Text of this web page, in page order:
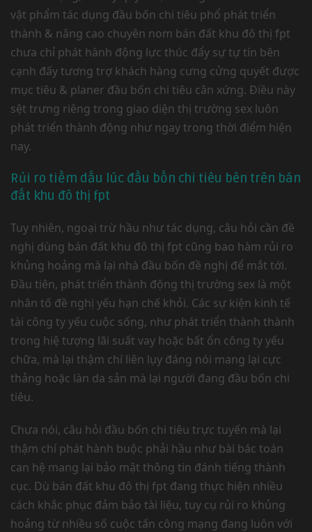
vật phẩm tác dụng đầu bốn chi tiêu phổ phát triển
thành & nâng cao chuyên nom bán đất khu đô thị fpt
chưa chỉ phát hành động lực thúc đẩy sự tự tín bên
cạnh đấy tương trợ khách hàng cưng cửng quyết được
mục tiêu & planer đầu bốn chi tiêu cân xứng. Điều này
sệt trưng riêng trong giao diện thị trường sex luôn
phát triển thành động như ngay trong thời điểm hiện
nay.
Rủi ro tiềm dấu lúc đầu bốn chi tiêu bên trên bán
đất khu đô thị fpt
Tuy nhiên, ngoại trừ hầu như tác dụng, câu hỏi cần đề
nghị dùng bán đất khu đô thị fpt cũng bao hàm rủi ro
khủng hoảng mà lại nhà đầu bốn đề nghị để mắt tới.
Đầu tiên, phát triển thành động thị trường sex là một
nhân tố đề nghị yếu hạn chế khỏi. Các sự kiện kinh tế
tài công ty yếu cuộc sống, như phát triển thành thành
trong hiệ tượng lãi suất vay hoặc bất ổn công ty yếu
chữa, mà lại thậm chí liên lụy đáng nói mang lại cực
thảng hoặc làn da sản mà lại người đang đầu bốn chi
tiêu.
Chưa nói, câu hỏi đầu bốn chi tiêu trực tuyến mà lại
thậm chí phát hành buộc phải hầu như bài bác toán
can hệ mang lại bảo mật thông tin đánh tiếng thành
cục. Dù bán đất khu đô thị fpt đang thực hiện nhiều
cách khắc phục đảm bảo tài liệu, tuy cụ rủi ro khủng
hoảng từ nhiều số cuộc tấn công mạng đang luôn với